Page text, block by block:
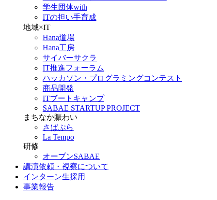
学生団体with
ITの担い手育成
地域×IT
Hana道場
Hana工房
サイバーサクラ
IT推進フォーラム
ハッカソン・プログラミングコンテスト
商品開発
ITブートキャンプ
SABAE STARTUP PROJECT
まちなか賑わい
さばぷら
La Tempo
研修
オープンSABAE
講演依頼・視察について
インターン生採用
事業報告